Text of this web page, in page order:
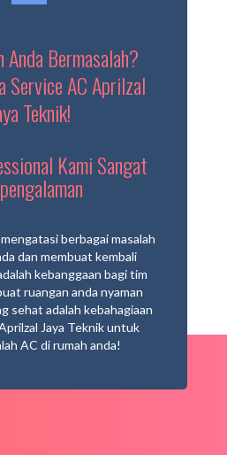
Anda Bermasalah?
Service AC Aprilzal
Teknik!
Kami Sangat
berbagai masalah
dan membuat kembali
kebanggaan bagi tim
ruangan anda nyaman
sehat adalah kebahagiaan
Jaya Teknik untuk
AC di rumah anda!